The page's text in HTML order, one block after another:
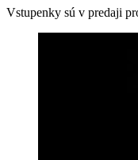
Vstupenky sú v predaji